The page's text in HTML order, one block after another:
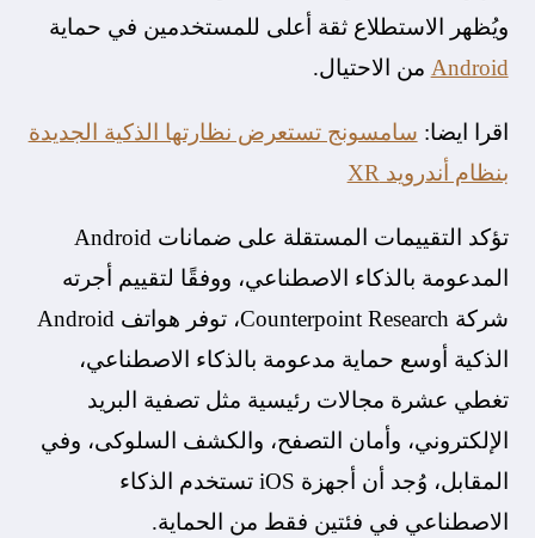
ويُظهر الاستطلاع ثقة أعلى للمستخدمين في حماية
Android من الاحتيال.
اقرا ايضا: سامسونج تستعرض نظارتها الذكية الجديدة
بنظام أندرويد XR
تؤكد التقييمات المستقلة على ضمانات Android
المدعومة بالذكاء الاصطناعي، ووفقًا لتقييم أجرته
شركة Counterpoint Research، توفر هواتف Android
الذكية أوسع حماية مدعومة بالذكاء الاصطناعي،
تغطي عشرة مجالات رئيسية مثل تصفية البريد
الإلكتروني، وأمان التصفح، والكشف السلوكى، وفي
المقابل، وُجد أن أجهزة iOS تستخدم الذكاء
الاصطناعي في فئتين فقط من الحماية.